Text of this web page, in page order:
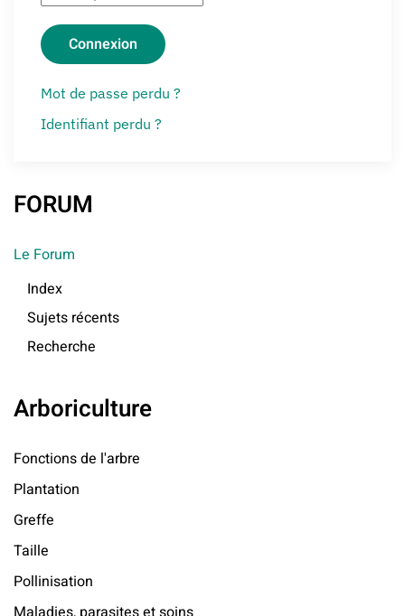
Connexion
Mot de passe perdu ?
Identifiant perdu ?
FORUM
Le Forum
Index
Sujets récents
Recherche
Arboriculture
Fonctions de l'arbre
Plantation
Greffe
Taille
Pollinisation